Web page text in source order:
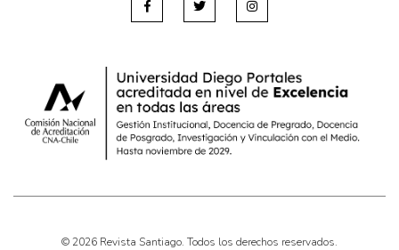
© 2026 Revista Santiago. Todos los derechos reservados.